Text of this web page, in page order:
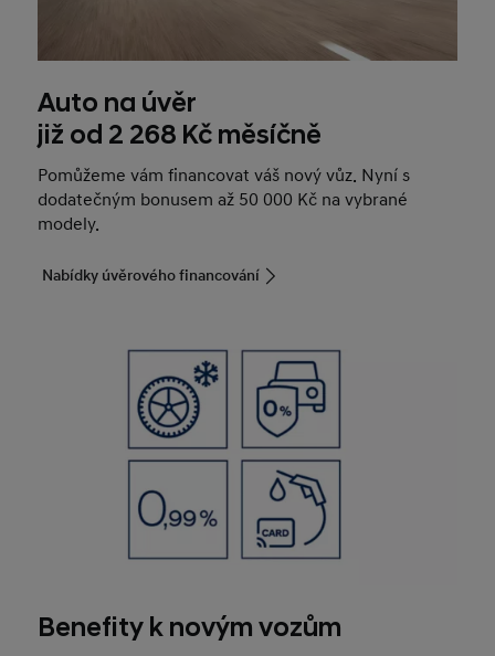
Auto na úvěr
již od 2 268 Kč měsíčně
Pomůžeme vám financovat váš nový vůz. Nyní s
dodatečným bonusem až 50 000 Kč na vybrané
modely.
Nabídky úvěrového financování
Benefity k novým vozům